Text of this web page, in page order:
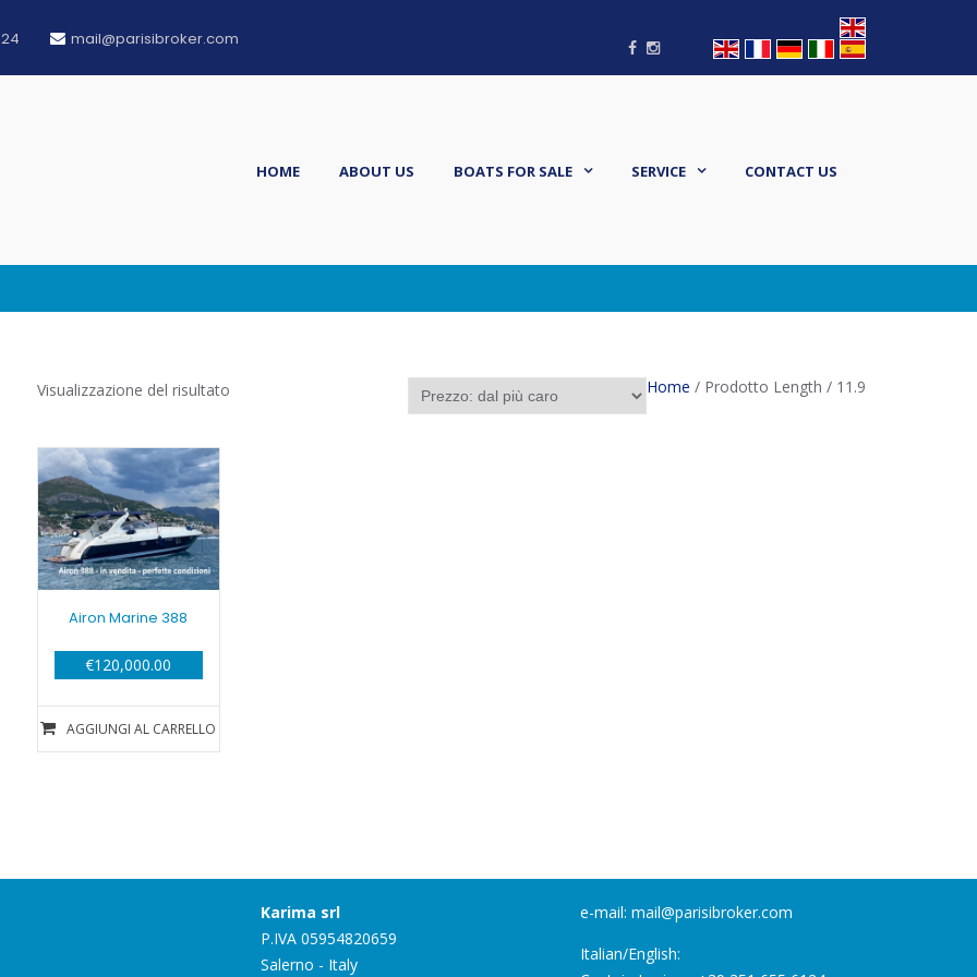
mail@parisibroker.com Facebook
Instagram
HOME ABOUT US BOATS FOR SALE SERVICE CONTACT US
Home / Prodotto Length / 11.9
Visualizzazione del risultato
Airon Marine 388
€120,000.00
AGGIUNGI AL CARRELLO
Karima srl
P.IVA 05954820659
Salerno - Italy
e-mail: mail@parisibroker.com
Italian/English: